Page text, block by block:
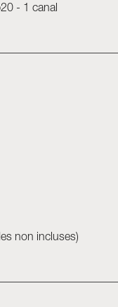
- 1 canal
non incluses)